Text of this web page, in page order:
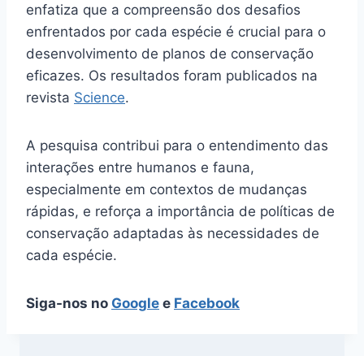
enfatiza que a compreensão dos desafios
enfrentados por cada espécie é crucial para o
desenvolvimento de planos de conservação
eficazes. Os resultados foram publicados na
revista Science.
A pesquisa contribui para o entendimento das
interações entre humanos e fauna,
especialmente em contextos de mudanças
rápidas, e reforça a importância de políticas de
conservação adaptadas às necessidades de
cada espécie.
Siga-nos no Google e Facebook